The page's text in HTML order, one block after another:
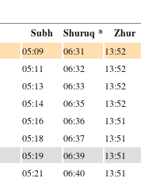
Subh Shuruq * Zhur
05:09 06:31 13:52
05:11 06:32 13:52
05:13 06:33 13:52
05:14 06:35 13:52
05:16 06:36 13:51
05:18 06:37 13:51
05:19 06:39 13:51
05:21 06:40 13:51